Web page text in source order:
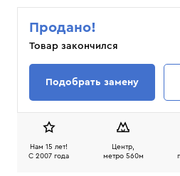
Продано!
Товар закончился
Подобрать замену
Нам 15 лет!
C 2007 года
Центр,
метро 560м